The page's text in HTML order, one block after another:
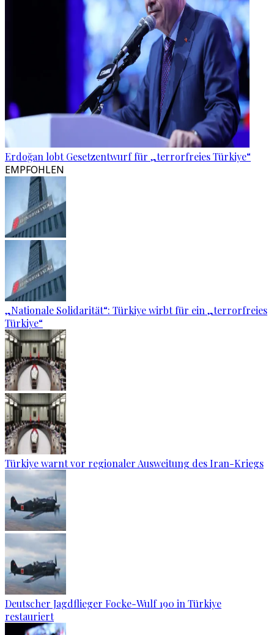
Erdoğan lobt Gesetzentwurf für „terrorfreies Türkiye“
EMPFOHLEN
„Nationale Solidarität“: Türkiye wirbt für ein „terrorfreies
Türkiye“
Türkiye warnt vor regionaler Ausweitung des Iran-Kriegs
Deutscher Jagdflieger Focke-Wulf 190 in Türkiye
restauriert